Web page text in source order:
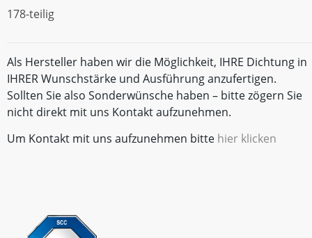
178-teilig
Als Hersteller haben wir die Möglichkeit, IHRE Dichtung in
IHRER Wunschstärke und Ausführung anzufertigen.
Sollten Sie also Sonderwünsche haben – bitte zögern Sie
nicht direkt mit uns Kontakt aufzunehmen.
Um Kontakt mit uns aufzunehmen bitte hier klicken